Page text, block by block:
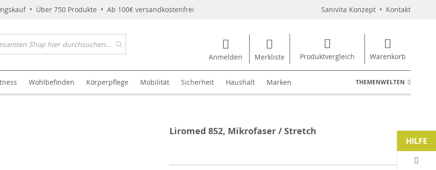
• Über 750 Produkte • Ab 100€ versandkostenfrei Sanivita Konzept • Kontakt
Anmelden Merkliste Produktvergleich Warenkorb
Wohlbefinden Körperpflege Mobilität Sicherheit Haushalt Marken THEMENWELTEN
Liromed 852, Mikrofaser / Stretch
HILFE